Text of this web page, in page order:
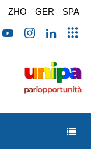
ZHO GER SPA